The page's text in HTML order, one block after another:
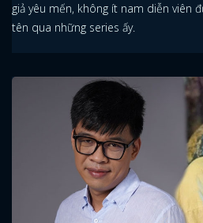
giả yêu mến, không ít nam diễn viên
tên qua những series ấy.